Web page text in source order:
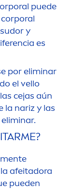
puede
y
es
por eliminar
el vello
cejas aún
la nariz y las
mente
afeitadora
pueden